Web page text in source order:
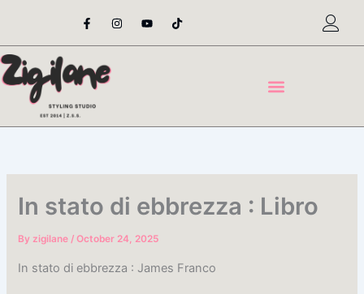
content
F
a
e
o
o
-
I
n
t
Y
o
t
T
i
t
In stato di ebbrezza : Libro
Byzigilane/October 24, 2025
In stato di ebbrezza : James Franco